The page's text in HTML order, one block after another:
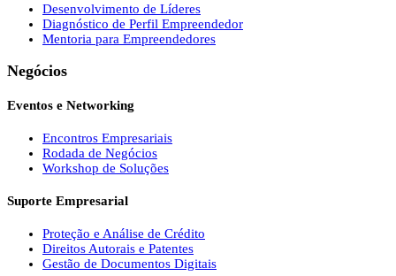
Desenvolvimento de Líderes
Diagnóstico de Perfil Empreendedor
Mentoria para Empreendedores
Negócios
Eventos e Networking
Encontros Empresariais
Rodada de Negócios
Workshop de Soluções
Suporte Empresarial
Proteção e Análise de Crédito
Direitos Autorais e Patentes
Gestão de Documentos Digitais